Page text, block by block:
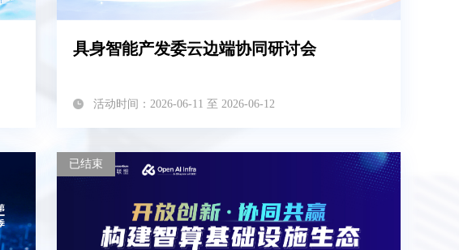
具身智能产发委云边端协同研讨会
活动时间：2026-06-11 至 2026-06-12
已结束